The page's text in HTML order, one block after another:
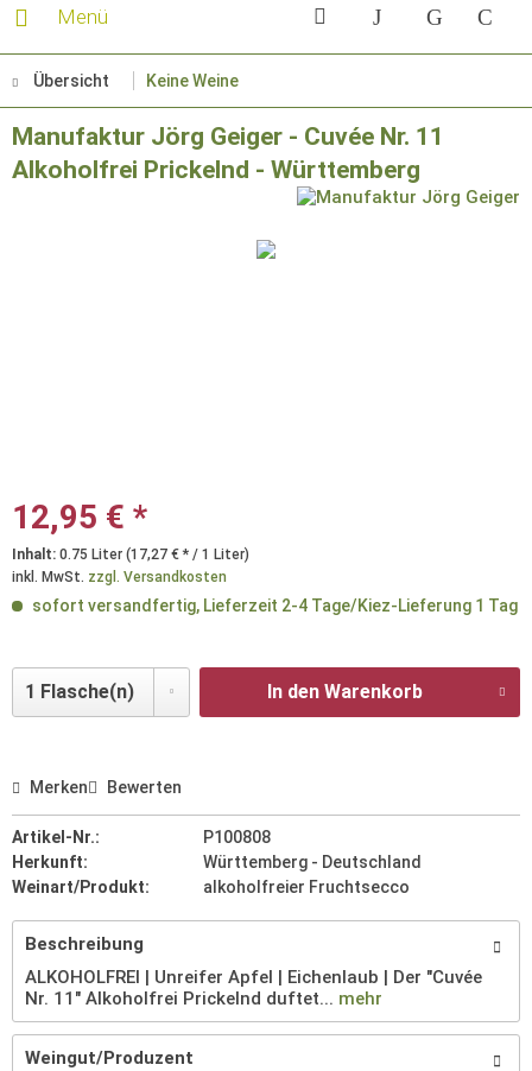
Menü
Übersicht Keine Weine
Manufaktur Jörg Geiger - Cuvée Nr. 11
Alkoholfrei Prickelnd - Württemberg
12,95 € *
Inhalt: 0.75 Liter (17,27 € * / 1 Liter)
inkl. MwSt. zzgl. Versandkosten
sofort versandfertig, Lieferzeit 2-4 Tage/Kiez-Lieferung 1 Tag
In den Warenkorb
Merken Bewerten
Artikel-Nr.:
P100808
Herkunft:
Württemberg - Deutschland
Weinart/Produkt:
alkoholfreier Fruchtsecco
Beschreibung
ALKOHOLFREI | Unreifer Apfel | Eichenlaub | Der "Cuvée
Nr. 11" Alkoholfrei Prickelnd duftet... mehr
Weingut/Produzent